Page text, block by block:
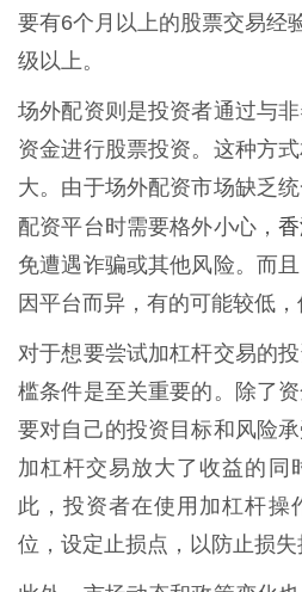
要有6个月以上的股票交易经
级以上。
场外配资则是投资者通过与
资金进行股票投资。这种方
大。由于场外配资市场缺乏
配资平台时需要格外小心，
免遭遇诈骗或其他风险。而
因平台而异，有的可能较低，
对于想要尝试加杠杆交易的
槛条件是至关重要的。除了
要对自己的投资目标和风险
加杠杆交易放大了收益的同
此，投资者在使用加杠杆操
位，设定止损点，以防止损失